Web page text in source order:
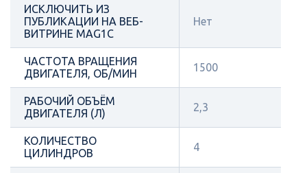
ИСКЛЮЧИТЬ ИЗ
ПУБЛИКАЦИИ НА ВЕБ-
ВИТРИНЕ MAG1C
Нет
ЧАСТОТА ВРАЩЕНИЯ
ДВИГАТЕЛЯ, ОБ/МИН
1500
РАБОЧИЙ ОБЪЁМ
ДВИГАТЕЛЯ (Л)
2,3
КОЛИЧЕСТВО
ЦИЛИНДРОВ
4